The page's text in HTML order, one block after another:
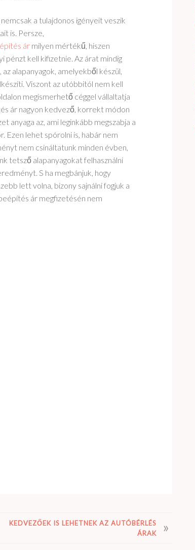
a tulajdonos igényeit veszik
is. Persze,
ár milyen mértékű, hiszen
pénzt kell kifizetnie. Az árat mindig
alapanyagok, amelyekből készül,
Viszont az utóbbitól nem kell
megismerhető céggel vállaltatja
ár nagyon kedvező, korrekt módon
anyaga az, ami leginkább megszabja a
Ezen lehet spórolni is, habár nem
nem csináltatunk minden évben,
tetsző alapanyagokat felhasználni
S ha megbánjuk, hogy
lett volna, bizony sajnálni fogjuk a
ár megfizetésén nem
KEDVEZŐEK IS LEHETNEK AZ AUTÓBÉRLÉS
ÁRAK